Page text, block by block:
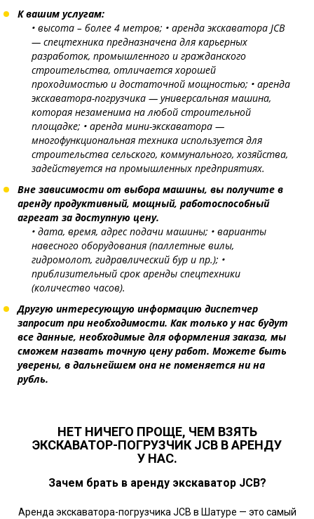
К вашим услугам:
• высота – более 4 метров; • аренда экскаватора JCB
— спецтехника предназначена для карьерных
разработок, промышленного и гражданского
строительства, отличается хорошей
проходимостью и достаточной мощностью; • аренда
экскаватора-погрузчика — универсальная машина,
которая незаменима на любой строительной
площадке; • аренда мини-экскаватора —
многофункциональная техника используется для
строительства сельского, коммунального, хозяйства,
задействуется на промышленных предприятиях.
Вне зависимости от выбора машины, вы получите в
аренду продуктивный, мощный, работоспособный
агрегат за доступную цену.
• дата, время, адрес подачи машины; • варианты
навесного оборудования (паллетные вилы,
гидромолот, гидравлический бур и пр.); •
приблизительный срок аренды спецтехники
(количество часов).
Другую интересующую информацию диспетчер
запросит при необходимости. Как только у нас будут
все данные, необходимые для оформления заказа, мы
сможем назвать точную цену работ. Можете быть
уверены, в дальнейшем она не поменяется ни на
рубль.
НЕТ НИЧЕГО ПРОЩЕ, ЧЕМ ВЗЯТЬ
ЭКСКАВАТОР-ПОГРУЗЧИК JCB В АРЕНДУ
У НАС.
Зачем брать в аренду экскаватор JCB?
Аренда экскаватора-погрузчика JCB в Шатуре — это самый